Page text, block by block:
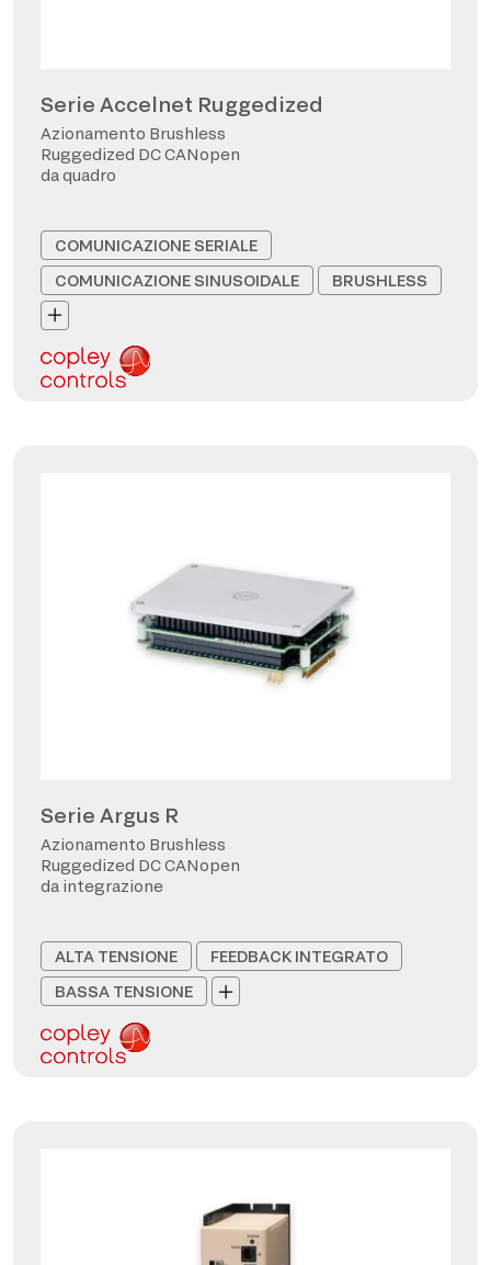
Serie Accelnet Ruggedized
Azionamento Brushless
Ruggedized DC CANopen
da quadro
COMUNICAZIONE SERIALE
COMUNICAZIONE SINUSOIDALE
BRUSHLESS
Serie Argus R
Azionamento Brushless
Ruggedized DC CANopen
da integrazione
ALTA TENSIONE
FEEDBACK INTEGRATO
BASSA TENSIONE